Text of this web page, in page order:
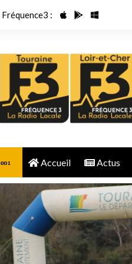
:
Accueil Actus